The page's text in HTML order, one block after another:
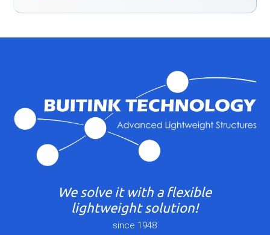
We solve it with a flexible
lightweight solution!
since 1948